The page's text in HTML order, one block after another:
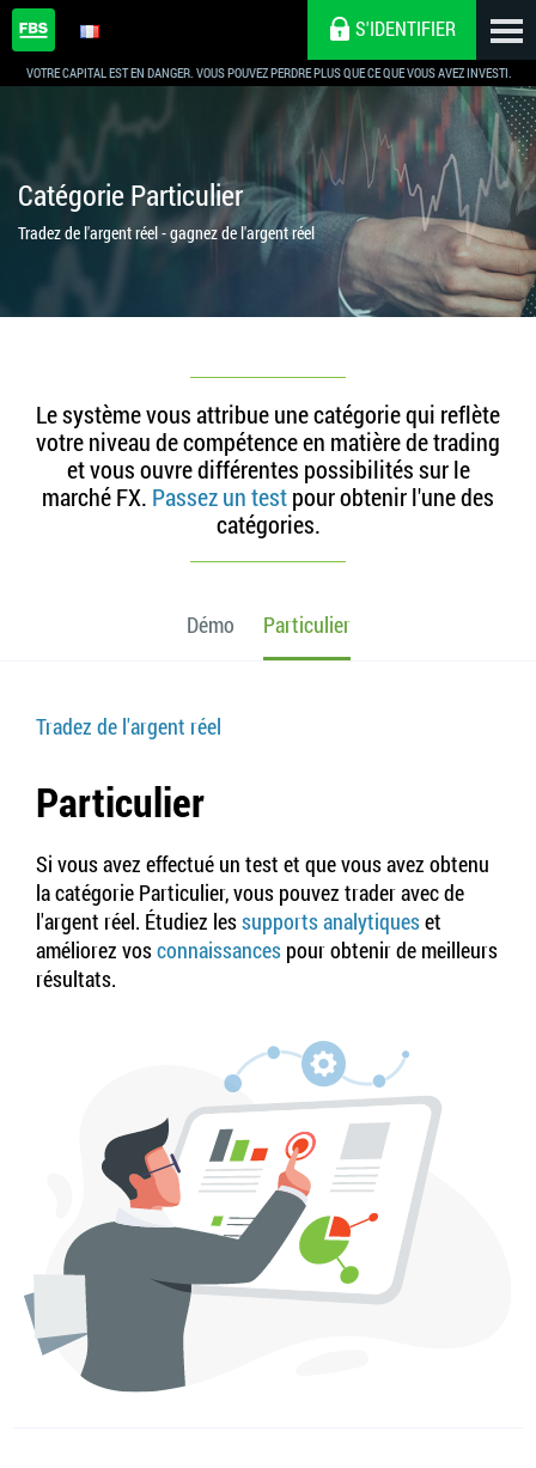
VOTRE CAPITAL EST EN DANGER. VOUS POUVEZ PERDRE PLUS QUE CE QUE VOUS AVEZ INVESTI.
S'IDENTIFIER
Catégorie Particulier
Tradez de l'argent réel - gagnez de l'argent réel
Le système vous attribue une catégorie qui reflète
votre niveau de compétence en matière de trading
et vous ouvre différentes possibilités sur le
marché FX. Passez un testpour obtenir l'une des
catégories.
Démo Particulier
Tradez de l'argent réel
Particulier
Si vous avez effectué un test et que vous avez obtenu
la catégorie Particulier, vous pouvez trader avec de
l'argent réel. Étudiez lessupports analytiqueset
améliorez vosconnaissances pour obtenir de meilleurs
résultats.